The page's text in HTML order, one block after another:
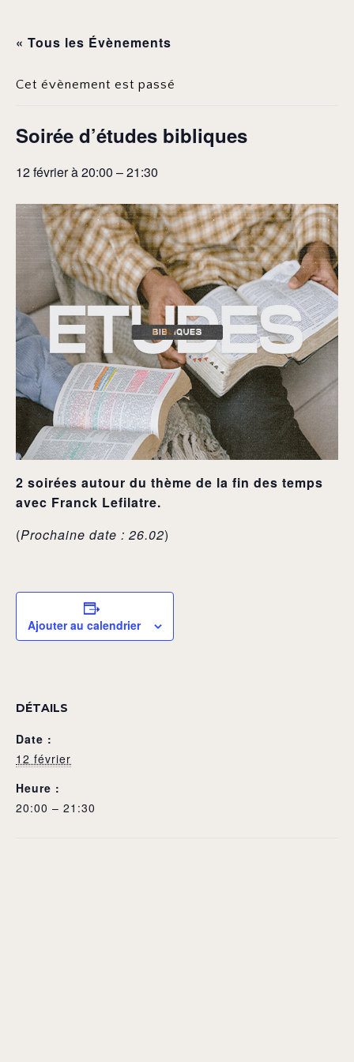
« Tous les Évènements
Cet évènement est passé
Soirée d’études bibliques
12 février à 20:00 –21:30
2 soirées autour du thème de la fin des temps
avec Franck Lefilatre.
(Prochaine date : 26.02)
Ajouter au calendrier
DÉTAILS
Date :
12 février
Heure :
20:00 – 21:30